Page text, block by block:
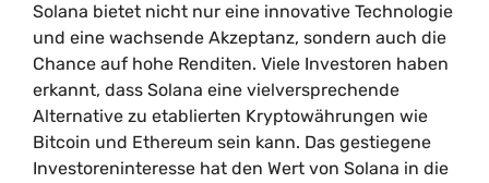
Solana bietet nicht nur eine innovative Technologie
und eine wachsende Akzeptanz, sondern auch die
Chance auf hohe Renditen. Viele Investoren haben
erkannt, dass Solana eine vielversprechende
Alternative zu etablierten Kryptowährungen wie
Bitcoin und Ethereum sein kann. Das gestiegene
Investoreninteresse hat den Wert von Solana in die